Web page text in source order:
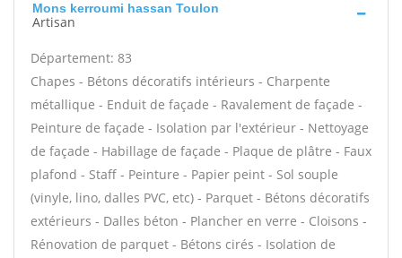
Mons kerroumi hassan Toulon
Artisan
Département: 83
Chapes - Bétons décoratifs intérieurs - Charpente
métallique - Enduit de façade - Ravalement de façade -
Peinture de façade - Isolation par l'extérieur - Nettoyage
de façade - Habillage de façade - Plaque de plâtre - Faux
plafond - Staff - Peinture - Papier peint - Sol souple
(vinyle, lino, dalles PVC, etc) - Parquet - Bétons décoratifs
extérieurs - Dalles béton - Plancher en verre - Cloisons -
Rénovation de parquet - Bétons cirés - Isolation de